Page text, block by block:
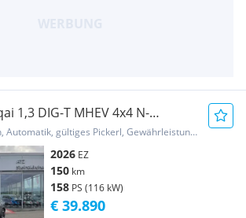
1,3 DIG-T MHEV 4x4 N-
Hybrid Elektro/Benzin, Automatik, gültiges Pickerl, Gewährleistung, Garantie
2026 EZ
150 km
158 PS (116 kW)
€ 39.890